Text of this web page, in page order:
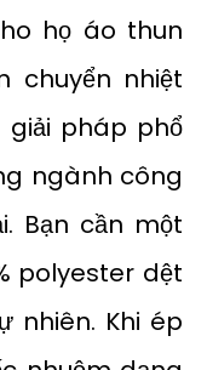
họ áo thun
chuyển nhiệt
pháp phổ
ngành công
Bạn cần một
polyester dệt
nhiên. Khi ép